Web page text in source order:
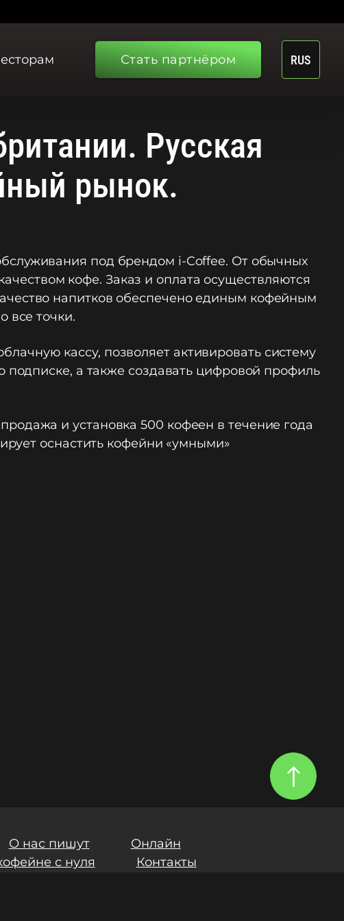
Стать партнёром RUS
Русская
рынок.
под брендом i-Coffee. От обычных
кофе. Заказ и оплата осуществляются
напитков обеспечено единым кофейным
все точки.
кассу, позволяет активировать систему
подписке, а также создавать цифровой профиль
и установка 500 кофеен в течение года
оснастить кофейни «умными»
О нас пишут
Онлайн
с нуля
Контакты